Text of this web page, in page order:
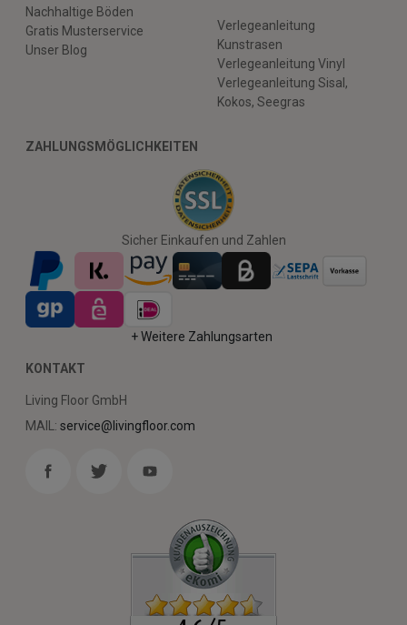
Nachhaltige Böden
Gratis Musterservice
Unser Blog
Verlegeanleitung
Kunstrasen
Verlegeanleitung Vinyl
Verlegeanleitung Sisal,
Kokos, Seegras
ZAHLUNGSMÖGLICHKEITEN
Sicher Einkaufen und Zahlen
+ Weitere Zahlungsarten
KONTAKT
Living Floor GmbH
MAIL: service@livingfloor.com